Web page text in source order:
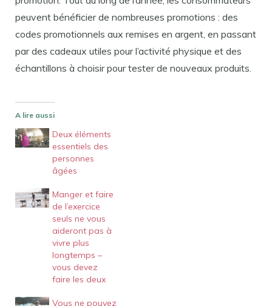
peuvent bénéficier de nombreuses promotions : des
codes promotionnels aux remises en argent, en passant
par des cadeaux utiles pour l’activité physique et des
échantillons à choisir pour tester de nouveaux produits.
A lire aussi
Deux éléments
essentiels des
personnes
âgées
Manger et faire
de l’exercice
seuls ne vous
aideront pas à
vivre plus
longtemps –
vous devez
faire les deux
Vous ne pouvez